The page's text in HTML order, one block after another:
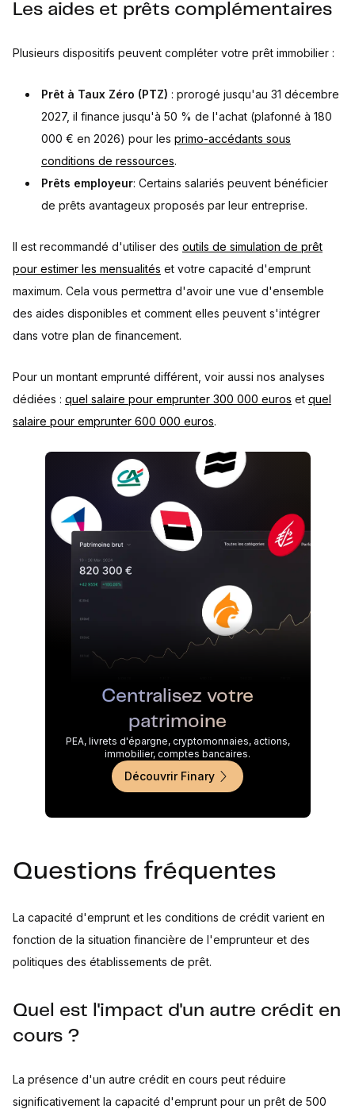
Les aides et prêts complémentaires
Plusieurs dispositifs peuvent compléter votre prêt immobilier :
Prêt à Taux Zéro (PTZ) : prorogé jusqu'au 31 décembre
2027, il finance jusqu'à 50 % de l'achat (plafonné à 180
000 € en 2026) pour les primo-accédants sous
conditions de ressources.
Prêts employeur: Certains salariés peuvent bénéficier
de prêts avantageux proposés par leur entreprise.
Il est recommandé d'utiliser des outils de simulation de prêt
pour estimer les mensualités et votre capacité d'emprunt
maximum. Cela vous permettra d'avoir une vue d'ensemble
des aides disponibles et comment elles peuvent s'intégrer
dans votre plan de financement.
Pour un montant emprunté différent, voir aussi nos analyses
dédiées : quel salaire pour emprunter 300 000 euros et quel
salaire pour emprunter 600 000 euros.
Centralisez votre
patrimoine
PEA, livrets d'épargne, cryptomonnaies, actions,
immobilier, comptes bancaires.
Découvrir Finary
Questions fréquentes
La capacité d'emprunt et les conditions de crédit varient en
fonction de la situation financière de l'emprunteur et des
politiques des établissements de prêt.
Quel est l'impact d'un autre crédit en
cours ?
La présence d'un autre crédit en cours peut réduire
significativement la capacité d'emprunt pour un prêt de 500